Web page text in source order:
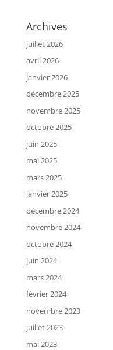
Archives
juillet 2026
avril 2026
janvier 2026
décembre 2025
novembre 2025
octobre 2025
juin 2025
mai 2025
mars 2025
janvier 2025
décembre 2024
novembre 2024
octobre 2024
juin 2024
mars 2024
février 2024
novembre 2023
juillet 2023
mai 2023